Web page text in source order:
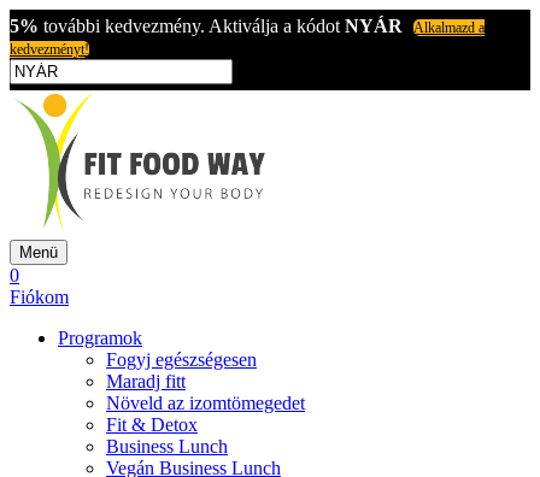
5% további kedvezmény. Aktiválja a kódot NYÁR
Alkalmazd a
kedvezményt!
Menü
0
Fiókom
Programok
Fogyj egészségesen
Maradj fitt
Növeld az izomtömegedet
Fit & Detox
Business Lunch
Vegán Business Lunch